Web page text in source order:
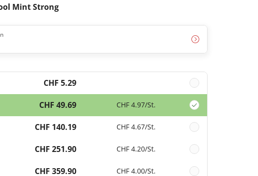
Mint Strong
CHF 5.29
CHF 49.69 CHF 4.97/St.
CHF 140.19 CHF 4.67/St.
CHF 251.90 CHF 4.20/St.
CHF 359.90 CHF 4.00/St.